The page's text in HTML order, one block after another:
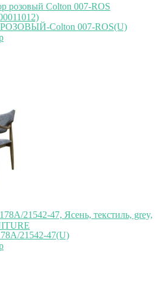
розовый Colton 007-ROS
Colton 007-ROS(U)
21542-47, Ясень, текстиль, grey,
21542-47(U)